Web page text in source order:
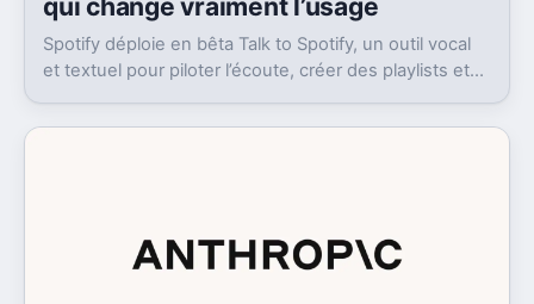
qui change vraiment l’usage
Spotify déploie en bêta Talk to Spotify, un outil vocal
et textuel pour piloter l’écoute, créer des playlists et